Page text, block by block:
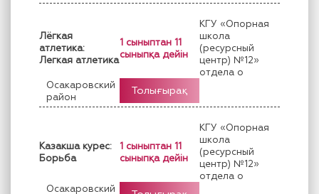
Лёгкая
атлетика:
Легкая атлетика
1 сыныптан 11
сыныпқа дейін
КГУ «Опорная
школа
(ресурсный
центр) №12»
отдела о
Осакаровский
район
Толығырақ
Казакша курес:
Борьба
1 сыныптан 11
сыныпқа дейін
КГУ «Опорная
школа
(ресурсный
центр) №12»
отдела о
Осакаровский